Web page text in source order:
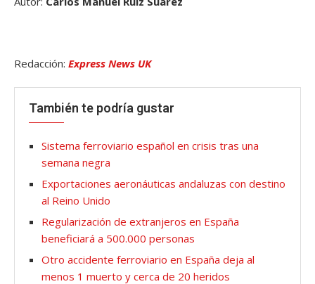
Redacción: Express News UK
También te podría gustar
Sistema ferroviario español en crisis tras una
semana negra
Exportaciones aeronáuticas andaluzas con destino
al Reino Unido
Regularización de extranjeros en España
beneficiará a 500.000 personas
Otro accidente ferroviario en España deja al
menos 1 muerto y cerca de 20 heridos